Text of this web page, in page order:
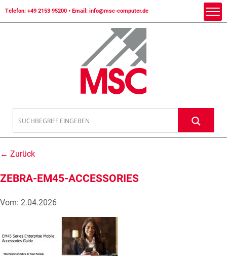
Telefon: +49 2153 95200 • Email: info@msc-computer.de
← Zurück
ZEBRA-EM45-ACCESSORIES
Vom: 2.04.2026